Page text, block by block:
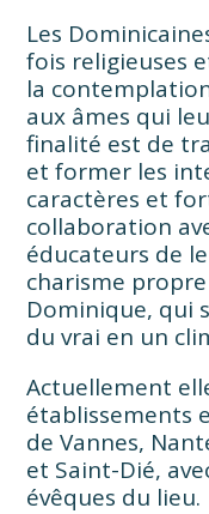
Les
fois religieuses
la
aux âmes qui
finalité est de
et former les
caractères et
collaboration
éducateurs de
charisme
Dominique, qui
du vrai en un
Actuellement
établissements
de Vannes,
et Saint-Dié,
évêques du lieu.